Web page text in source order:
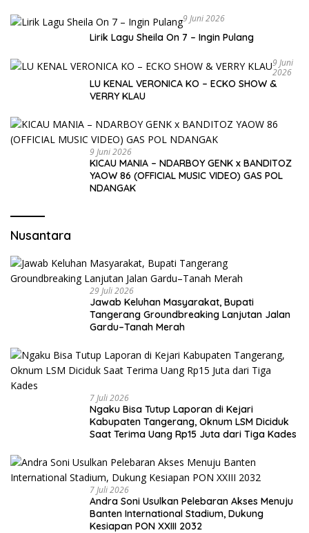
9 Juni 2026
Lirik Lagu Sheila On 7 – Ingin Pulang
9 Juni
2026
LU KENAL VERONICA KO – ECKO SHOW &
VERRY KLAU
9 Juni 2026
KICAU MANIA – NDARBOY GENK x BANDITOZ
YAOW 86 (OFFICIAL MUSIC VIDEO) GAS POL
NDANGAK
Nusantara
29 Juli 2026
Jawab Keluhan Masyarakat, Bupati
Tangerang Groundbreaking Lanjutan Jalan
Gardu–Tanah Merah
7 Juli 2026
Ngaku Bisa Tutup Laporan di Kejari
Kabupaten Tangerang, Oknum LSM Diciduk
Saat Terima Uang Rp15 Juta dari Tiga Kades
7 Juli 2026
Andra Soni Usulkan Pelebaran Akses Menuju
Banten International Stadium, Dukung
Kesiapan PON XXIII 2032